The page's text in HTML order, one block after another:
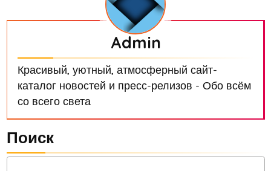
Admin
Красивый, уютный, атмосферный сайт-
каталог новостей и пресс-релизов - Обо всём
со всего света
Поиск